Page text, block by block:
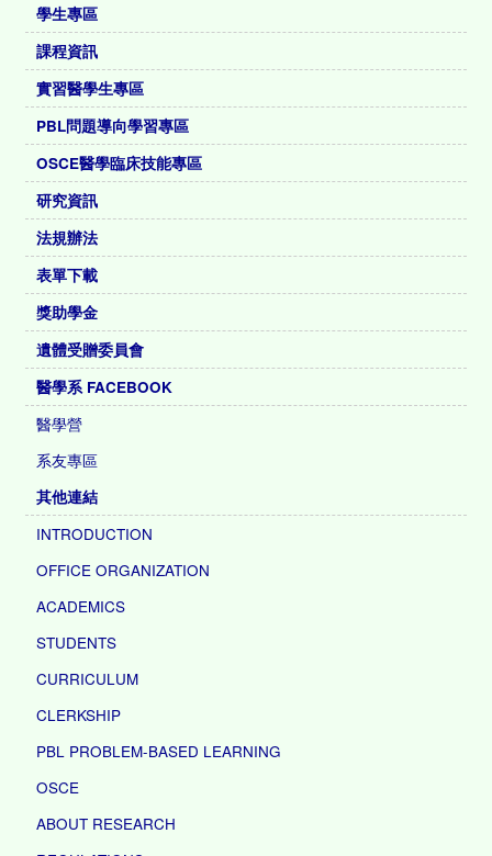
學生專區
課程資訊
實習醫學生專區
PBL問題導向學習專區
OSCE醫學臨床技能專區
研究資訊
法規辦法
表單下載
獎助學金
遺體受贈委員會
醫學系 FACEBOOK
醫學營
系友專區
其他連結
INTRODUCTION
OFFICE ORGANIZATION
ACADEMICS
STUDENTS
CURRICULUM
CLERKSHIP
PBL PROBLEM-BASED LEARNING
OSCE
ABOUT RESEARCH